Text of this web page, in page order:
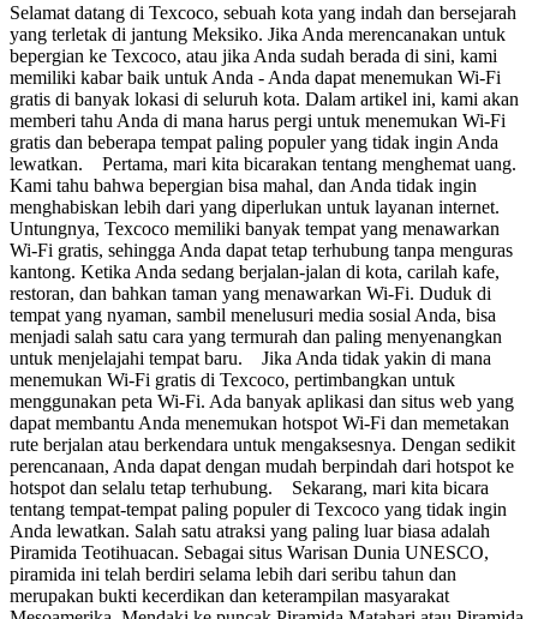
Selamat datang di Texcoco, sebuah kota yang indah dan bersejarah
yang terletak di jantung Meksiko. Jika Anda merencanakan untuk
bepergian ke Texcoco, atau jika Anda sudah berada di sini, kami
memiliki kabar baik untuk Anda - Anda dapat menemukan Wi-Fi
gratis di banyak lokasi di seluruh kota. Dalam artikel ini, kami akan
memberi tahu Anda di mana harus pergi untuk menemukan Wi-Fi
gratis dan beberapa tempat paling populer yang tidak ingin Anda
lewatkan. Pertama, mari kita bicarakan tentang menghemat uang.
Kami tahu bahwa bepergian bisa mahal, dan Anda tidak ingin
menghabiskan lebih dari yang diperlukan untuk layanan internet.
Untungnya, Texcoco memiliki banyak tempat yang menawarkan
Wi-Fi gratis, sehingga Anda dapat tetap terhubung tanpa menguras
kantong. Ketika Anda sedang berjalan-jalan di kota, carilah kafe,
restoran, dan bahkan taman yang menawarkan Wi-Fi. Duduk di
tempat yang nyaman, sambil menelusuri media sosial Anda, bisa
menjadi salah satu cara yang termurah dan paling menyenangkan
untuk menjelajahi tempat baru. Jika Anda tidak yakin di mana
menemukan Wi-Fi gratis di Texcoco, pertimbangkan untuk
menggunakan peta Wi-Fi. Ada banyak aplikasi dan situs web yang
dapat membantu Anda menemukan hotspot Wi-Fi dan memetakan
rute berjalan atau berkendara untuk mengaksesnya. Dengan sedikit
perencanaan, Anda dapat dengan mudah berpindah dari hotspot ke
hotspot dan selalu tetap terhubung. Sekarang, mari kita bicara
tentang tempat-tempat paling populer di Texcoco yang tidak ingin
Anda lewatkan. Salah satu atraksi yang paling luar biasa adalah
Piramida Teotihuacan. Sebagai situs Warisan Dunia UNESCO,
piramida ini telah berdiri selama lebih dari seribu tahun dan
merupakan bukti kecerdikan dan keterampilan masyarakat